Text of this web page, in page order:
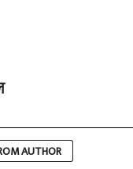
AUTHOR